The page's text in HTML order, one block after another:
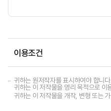
이용조건
귀하는 원저작자를 표시하여야 합니
귀하는 이 저작물을 영리 목적으로 이
귀하는 이 저작물을 개작, 변형 또는